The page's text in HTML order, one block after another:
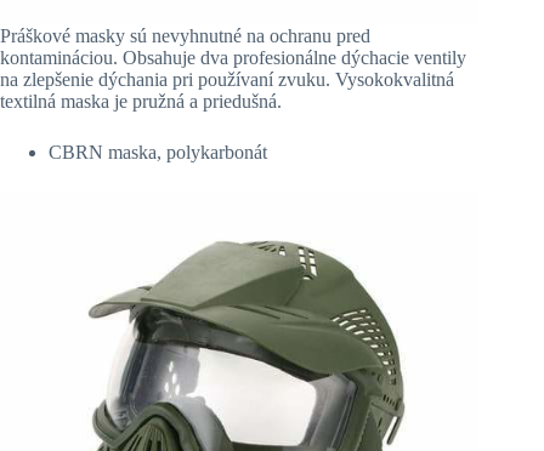
Práškové masky sú nevyhnutné na ochranu pred
kontamináciou. Obsahuje dva profesionálne dýchacie ventily
na zlepšenie dýchania pri používaní zvuku. Vysokokvalitná
textilná maska je pružná a priedušná.
CBRN maska, polykarbonát